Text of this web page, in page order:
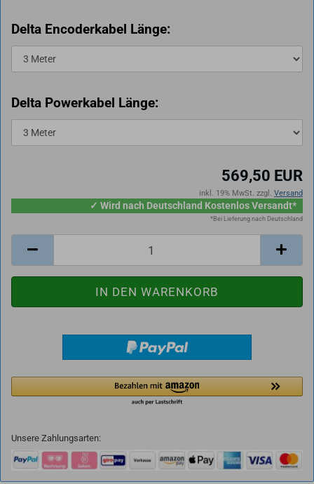
Delta Encoderkabel Länge:
Delta Powerkabel Länge:
569,50 EUR
inkl. 19% MwSt. zzgl. Versand
✓ Wird nach Deutschland Kostenlos Versandt*
*Bei Lieferung nach Deutschland
Unsere Zahlungsarten: